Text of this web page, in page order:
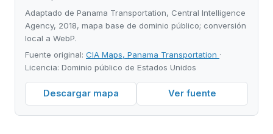
Adaptado de Panama Transportation, Central Intelligence
Agency, 2018, mapa base de dominio público; conversión
local a WebP.
Fuente original: CIA Maps, Panama Transportation ·
Licencia: Dominio público de Estados Unidos
Descargar mapa Ver fuente